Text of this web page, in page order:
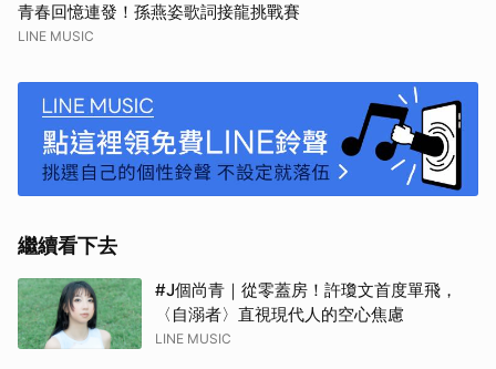
青春回憶連發！孫燕姿歌詞接龍挑戰賽
LINE MUSIC
繼續看下去
#J個尚青｜從零蓋房！許瓊文首度單飛，
〈自溺者〉直視現代人的空心焦慮
LINE MUSIC